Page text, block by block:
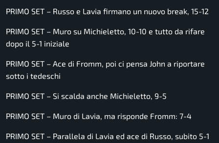
PRIMO SET – Russo e Lavia firmano un nuovo break, 15-12
PRIMO SET – Muro su Michieletto, 10-10 e tutto da rifare
dopo il 5-1 iniziale
PRIMO SET – Ace di Fromm, poi ci pensa John a riportare
sotto i tedeschi
PRIMO SET – Si scalda anche Michieletto, 9-5
PRIMO SET – Muro di Lavia, ma risponde Fromm: 7-4
PRIMO SET – Parallela di Lavia ed ace di Russo, subito 5-1